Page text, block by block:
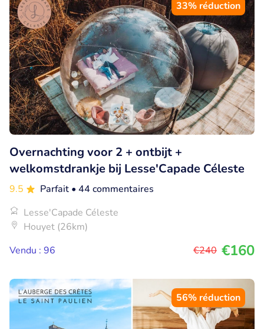
33% réduction
Overnachting voor 2 + ontbijt +
welkomstdrankje bij Lesse'Capade Céleste
9.5 Parfait • 44 commentaires
Lesse'Capade Céleste
Houyet (26km)
Vendu : 96
€240 €160
56% réduction